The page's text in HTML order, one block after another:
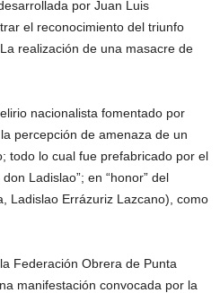
por Juan Luis
el reconocimiento del triunfo
realización de una masacre de
nacionalista fomentado por
percepción de amenaza de un
todo lo cual fue prefabricado por el
Ladislao”; en “honor” del
Ladislao Errázuriz Lazcano), como
Federación Obrera de Punta
manifestación convocada por la